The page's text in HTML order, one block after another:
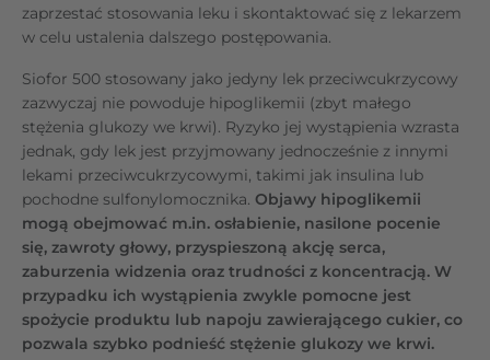
zaprzestać stosowania leku i skontaktować się z lekarzem
w celu ustalenia dalszego postępowania.
Siofor 500 stosowany jako jedyny lek przeciwcukrzycowy
zazwyczaj nie powoduje hipoglikemii (zbyt małego
stężenia glukozy we krwi). Ryzyko jej wystąpienia wzrasta
jednak, gdy lek jest przyjmowany jednocześnie z innymi
lekami przeciwcukrzycowymi, takimi jak insulina lub
pochodne sulfonylomocznika. Objawy hipoglikemii
mogą obejmować m.in. osłabienie, nasilone pocenie
się, zawroty głowy, przyspieszoną akcję serca,
zaburzenia widzenia oraz trudności z koncentracją. W
przypadku ich wystąpienia zwykle pomocne jest
spożycie produktu lub napoju zawierającego cukier, co
pozwala szybko podnieść stężenie glukozy we krwi.